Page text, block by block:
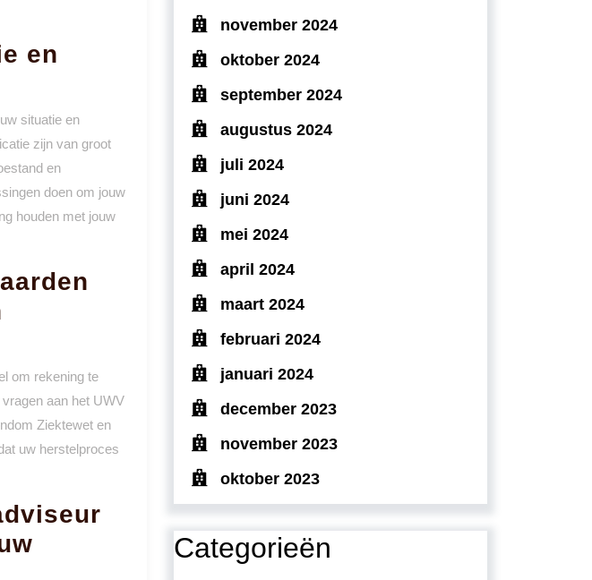
en
situatie en
zijn van groot
en
doen om jouw
houden met jouw
om rekening te
aan het UWV
Ziektewet en
uw herstelproces
november 2024
oktober 2024
september 2024
augustus 2024
juli 2024
juni 2024
mei 2024
april 2024
maart 2024
februari 2024
januari 2024
december 2023
november 2023
oktober 2023
Categorieën